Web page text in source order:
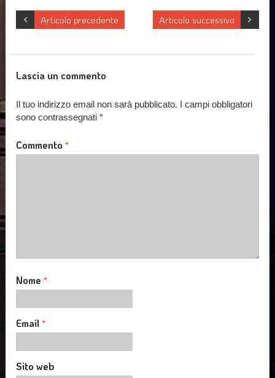
Articolo successivo
Articolo precedente
Lascia un commento
Il tuo indirizzo email non sarà pubblicato. I campi obbligatori
sono contrassegnati*
Commento*
Nome*
Email*
Sito web